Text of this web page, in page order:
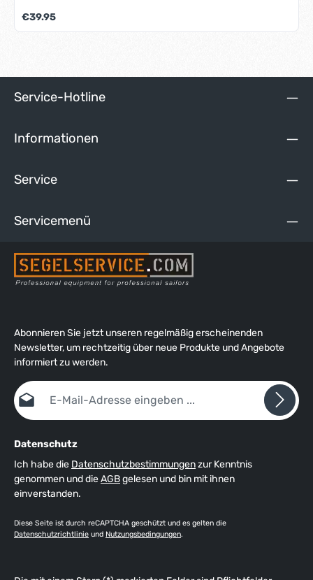
Regulärer Preis:
€39.95
Service-Hotline
Informationen
Service
Servicemenü
Abonnieren Sie jetzt unseren regelmäßig erscheinenden
Newsletter, um rechtzeitig über neue Produkte und Angebote
informiert zu werden.
E-Mail-Adresse*
Datenschutz
Ich habe die Datenschutzbestimmungenzur Kenntnis
genommen und dieAGBgelesen und bin mit ihnen
einverstanden.
Diese Seite ist durch reCAPTCHA geschützt und es gelten die
Datenschutzrichtlinie und Nutzungsbedingungen.